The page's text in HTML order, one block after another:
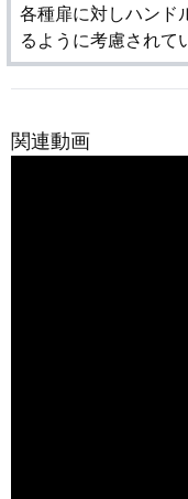
各種扉に対しハンド
るように考慮されて
関連動画